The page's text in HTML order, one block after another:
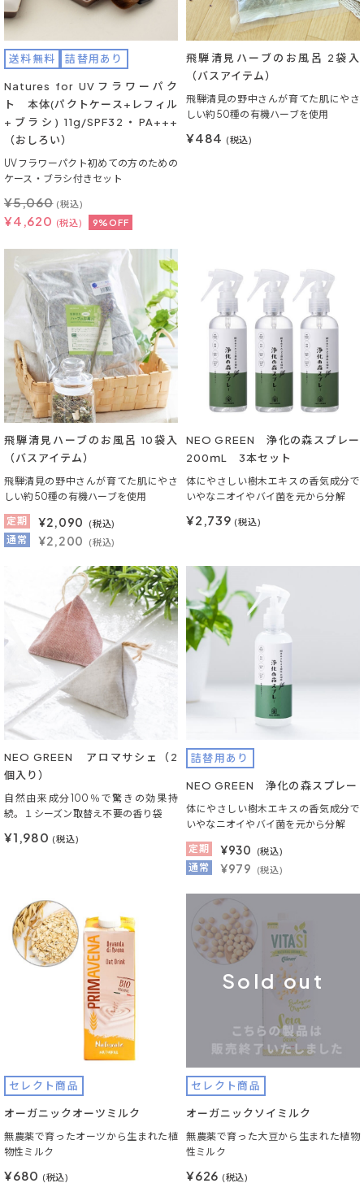
送料無料 詰替用あり
Natures for UVフラワーパク
ト 本体(パクトケース+レフィル
+ブラシ) 11g/SPF32・PA+++
（おしろい）
UVフラワーパクト初めての方のための
ケース・ブラシ付きセット
¥4,620 (税込) 9%OFF
¥5,060 (税込)
飛騨清見ハーブのお風呂 2袋入
（バスアイテム）
飛騨清見の野中さんが育てた肌にやさ
しい約50種の有機ハーブを使用
¥484 (税込)
飛騨清見ハーブのお風呂 10袋入
（バスアイテム）
飛騨清見の野中さんが育てた肌にやさ
しい約50種の有機ハーブを使用
定期
¥2,090 (税込)
通常 ¥2,200 (税込)
NEO GREEN 浄化の森スプレー
200ｍL 3本セット
体にやさしい樹木エキスの香気成分で
いやなニオイやバイ菌を元から分解
¥2,739 (税込)
NEO GREEN アロマサシェ（2
個入り）
自然由来成分100％で驚きの効果持
続。１シーズン取替え不要の香り袋
¥1,980 (税込)
詰替用あり
NEO GREEN 浄化の森スプレー
体にやさしい樹木エキスの香気成分で
いやなニオイやバイ菌を元から分解
定期
¥930 (税込)
通常 ¥979 (税込)
セレクト商品
オーガニックオーツミルク
無農薬で育ったオーツから生まれた植
物性ミルク
¥680 (税込)
Sold out
セレクト商品
オーガニックソイミルク
無農薬で育った大豆から生まれた植物
性ミルク
¥626 (税込)